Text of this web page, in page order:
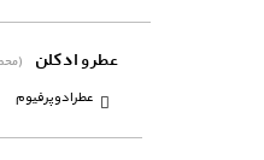
(1 محصول) عطر و ادکلن
عطرادوپرفیوم